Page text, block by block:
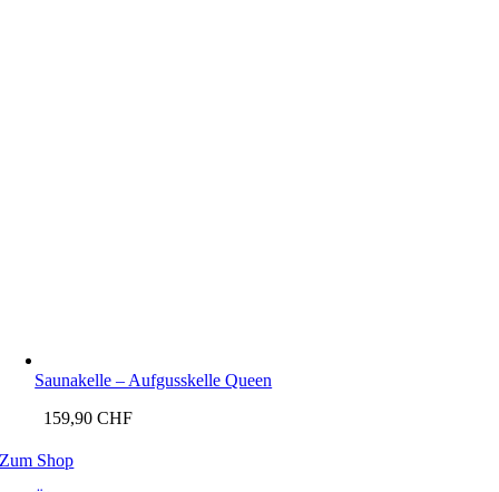
Saunakelle – Aufgusskelle Queen
159,90CHF
Zum Shop